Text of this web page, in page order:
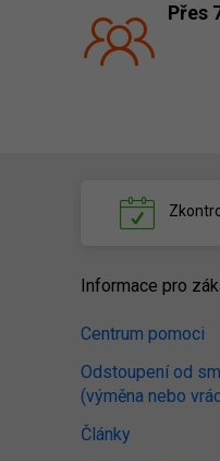
Přes
Informace pro
Centrum pomoci
Odstoupení od
(výměna nebo
Články